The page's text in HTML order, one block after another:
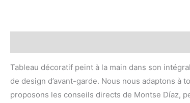
Tableau décoratif peint à la main dans son
de design d’avant-garde. Nous nous adaptons
proposons les conseils directs de Montse Díaz,